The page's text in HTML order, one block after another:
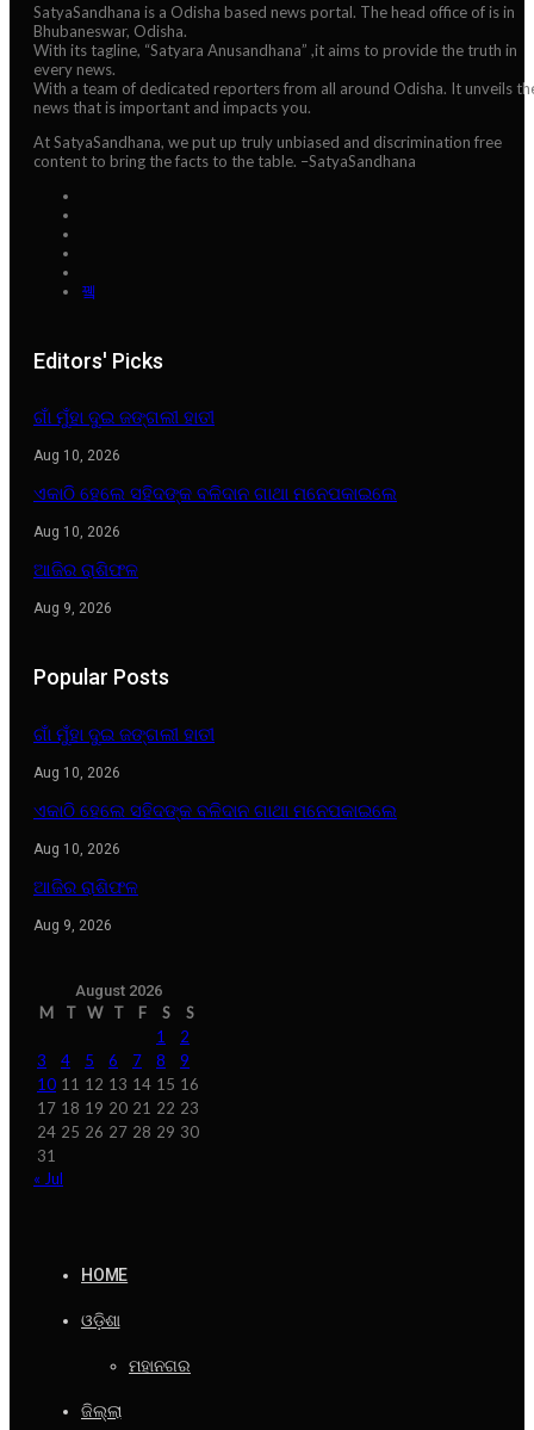
SatyaSandhana is a Odisha based news portal. The head office of is in
Bhubaneswar, Odisha.
With its tagline, “Satyara Anusandhana” ,it aims to provide the truth in
every news.
With a team of dedicated reporters from all around Odisha. It unveils
news that is important and impacts you.
At SatyaSandhana, we put up truly unbiased and discrimination free
content to bring the facts to the table. –SatyaSandhana
Editors' Picks
ଗାଁ ମୁଁହା ଦୁଇ ଜଙ୍ଗଲୀ ହାତୀ
Aug 10, 2026
ଏକାଠି ହେଲେ ସହିଦଙ୍କ ବଳିଦାନ ଗାଥା ମନେପକାଇଲେ
Aug 10, 2026
ଆଜିର ରାଶିଫଳ
Aug 9, 2026
Popular Posts
ଗାଁ ମୁଁହା ଦୁଇ ଜଙ୍ଗଲୀ ହାତୀ
Aug 10, 2026
ଏକାଠି ହେଲେ ସହିଦଙ୍କ ବଳିଦାନ ଗାଥା ମନେପକାଇଲେ
Aug 10, 2026
ଆଜିର ରାଶିଫଳ
Aug 9, 2026
August 2026
M T W T F S
S
1
2
3
4 5 6 7 8
9
10 11 12 13 14 15 16
17 18 19 20 21 22 23
24 25 26 27 28 29 30
31
« Jul
HOME
ଓଡ଼ିଶା
ମହାନଗର
ଜିଲ୍ଲା